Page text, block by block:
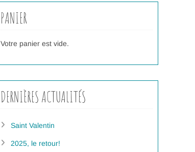
PANIER
Votre panier est vide.
DERNIÈRES ACTUALITÉS
Saint Valentin
2025, le retour!